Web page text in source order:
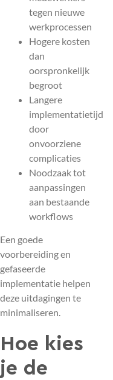
tegen nieuwe
werkprocessen
Hogere kosten
dan
oorspronkelijk
begroot
Langere
implementatietijd
door
onvoorziene
complicaties
Noodzaak tot
aanpassingen
aan bestaande
workflows
Een goede
voorbereiding en
gefaseerde
implementatie helpen
deze uitdagingen te
minimaliseren.
Hoe kies
je de